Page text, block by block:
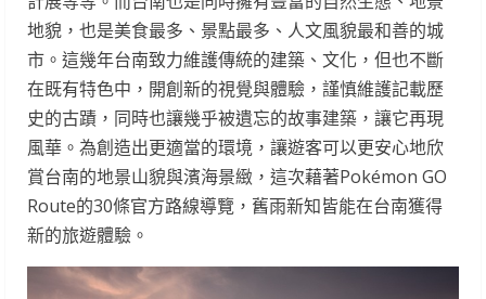
地貌，也是美食最多、景點最多、人文風貌最和善的城
市。這幾年台南致力維護傳統的建築、文化，但也不斷
在既有特色中，開創新的視覺與體驗，謹慎維護記載歷
史的古蹟，同時也讓幾乎被遺忘的故事建築，讓它再現
風華。為創造出更適當的環境，讓遊客可以更安心地欣
賞台南的地景山貌與濱海景緻，這次藉著Pokémon GO
Route的30條官方路線導覽，舊雨新知皆能在台南獲得
新的旅遊體驗。